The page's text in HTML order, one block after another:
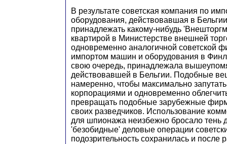
В результате советская компания по
оборудования, действовавшая в
принадлежать какому-нибудь
квартирой в Министерстве внешней
одновременно аналогичной советской
импортом машин и оборудования в
свою очередь, принадлежала
действовавшей в Бельгии. Подобные
намеренно, чтобы максимально
корпорациями и одновременно
превращать подобные зарубежные
своих разведчиков. Использование
для шпионажа неизбежно бросало тень
'безобидные' деловые операции
подозрительность сохранилась и после